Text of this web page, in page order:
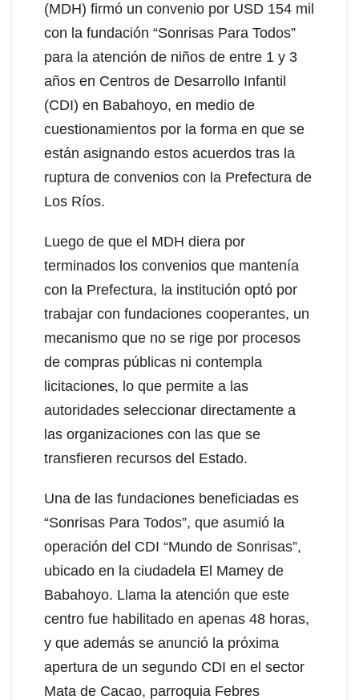
(MDH) firmó un convenio por USD 154 mil
con la fundación “Sonrisas Para Todos”
para la atención de niños de entre 1 y 3
años en Centros de Desarrollo Infantil
(CDI) en Babahoyo, en medio de
cuestionamientos por la forma en que se
están asignando estos acuerdos tras la
ruptura de convenios con la Prefectura de
Los Ríos.
Luego de que el MDH diera por
terminados los convenios que mantenía
con la Prefectura, la institución optó por
trabajar con fundaciones cooperantes, un
mecanismo que no se rige por procesos
de compras públicas ni contempla
licitaciones, lo que permite a las
autoridades seleccionar directamente a
las organizaciones con las que se
transfieren recursos del Estado.
Una de las fundaciones beneficiadas es
“Sonrisas Para Todos”, que asumió la
operación del CDI “Mundo de Sonrisas”,
ubicado en la ciudadela El Mamey de
Babahoyo. Llama la atención que este
centro fue habilitado en apenas 48 horas,
y que además se anunció la próxima
apertura de un segundo CDI en el sector
Mata de Cacao, parroquia Febres